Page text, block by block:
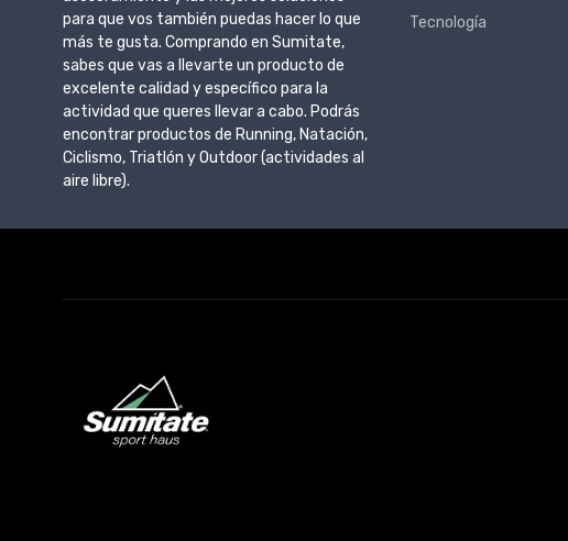
para que vos también puedas hacer lo que
más te gusta. Comprando en Sumitate,
sabes que vas a llevarte un producto de
excelente calidad y específico para la
actividad que queres llevar a cabo. Podrás
encontrar productos de Running, Natación,
Ciclismo, Triatlón y Outdoor (actividades al
aire libre).
Tecnología